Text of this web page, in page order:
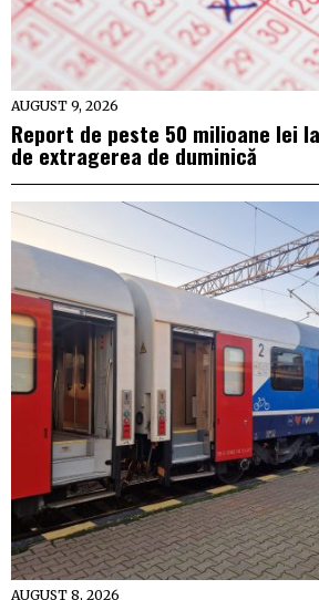
AUGUST 9, 2026
Report de peste 50 milioane lei
de extragerea de duminică
AUGUST 8, 2026